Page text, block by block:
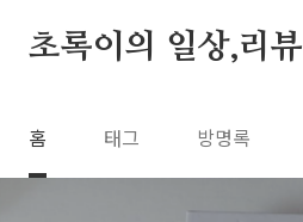
초록이의 일상,리뷰
홈 태그 방명록